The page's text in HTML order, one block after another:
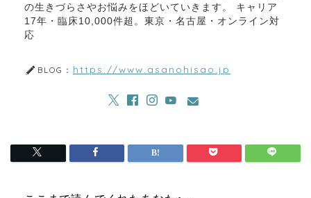
の生きづらさやお悩みをほどいていきます。 キャリア
17年・臨床10,000件超。東京・名古屋・オンライン対
応
BLOG： https://www.asanohisao.jp